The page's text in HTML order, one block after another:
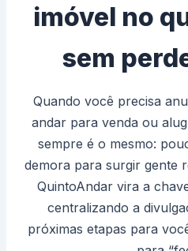
imóvel no
sem
Quando você precisa
andar para venda ou
sempre é o mesmo:
demora para surgir gente
QuintoAndar vira a
centralizando a
próximas etapas para